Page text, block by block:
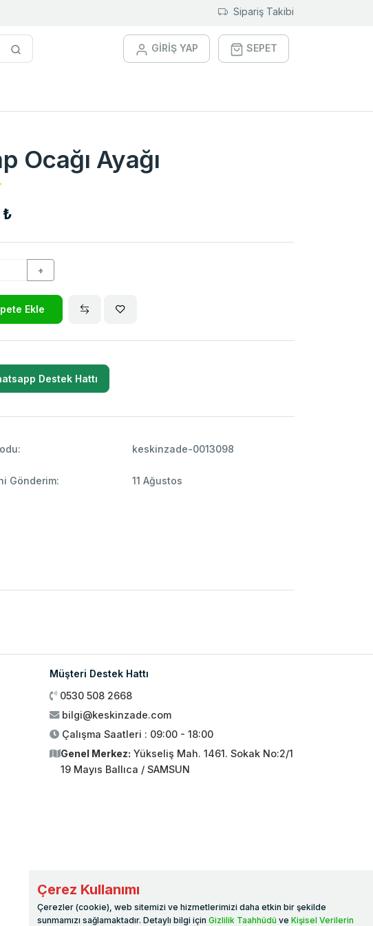
Sipariş Takibi
GİRİŞ YAP SEPET
Ocağı Ayağı
₺
+
Ekle
Destek Hattı
keskinzade-0013098
Gönderim: 11 Ağustos
Müşteri Destek Hattı
0530 508 2668
bilgi@keskinzade.com
Çalışma Saatleri : 09:00 - 18:00
Genel Merkez: Yükseliş Mah. 1461. Sokak No:2/1
19 Mayıs Ballıca / SAMSUN
Çerez Kullanımı
Çerezler (cookie), web sitemizi ve hizmetlerimizi daha etkin bir şekilde
sunmamızı sağlamaktadır. Detaylı bilgi için Gizlilik Taahhüdü ve Kişisel Verilerin